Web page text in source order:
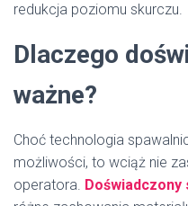
redukcja poziomu skurczu.
Dlaczego
ważne?
Choć technologia
możliwości, to wciąż nie
operatora. Doświadczony